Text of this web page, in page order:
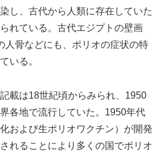
し、古代から人類に存在していた
れている。古代エジプトの壁画
人骨などにも、ポリオの症状の特
いる。
載は18世紀頃からみられ、1950
各地で流行していた。1950年代
および生ポリオワクチン）が開発
れることにより多くの国でポリオ